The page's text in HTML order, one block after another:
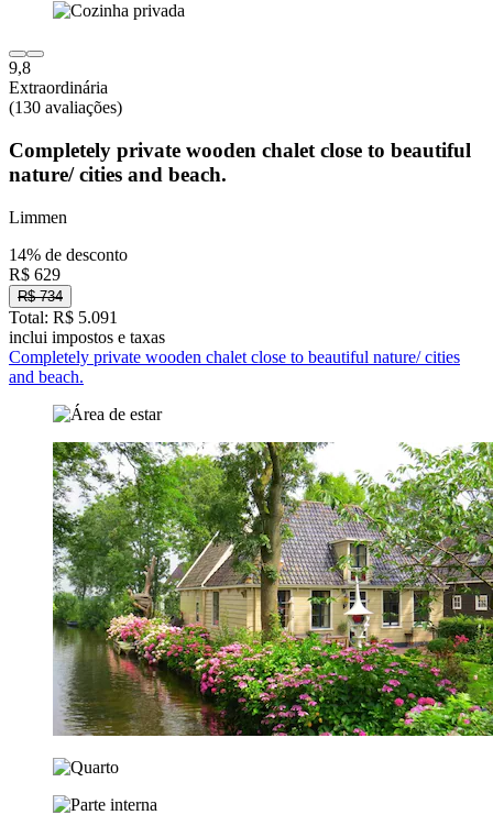
9,8
Extraordinária
(130 avaliações)
Completely private wooden chalet close to beautiful
nature/ cities and beach.
Limmen
14% de desconto
R$ 629
R$ 734
Total: R$ 5.091
inclui impostos e taxas
Completely private wooden chalet close to beautiful nature/ cities
and beach.